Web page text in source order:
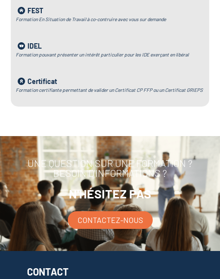
FEST
Formation En Situation de Travail à co-contruire avec vous sur demande
IDEL
Formation pouvant présenter un intérêt particulier pour les IDE exerçant en libéral
Certificat
Formation certifiante permettant de valider un Certificat CP FFP ou un Certificat GRIEPS
UNE QUESTION SUR UNE FORMATION ?
BESOIN D'INFORMATIONS ?
N'HÉSITEZ PAS
CONTACTEZ-NOUS
CONTACT